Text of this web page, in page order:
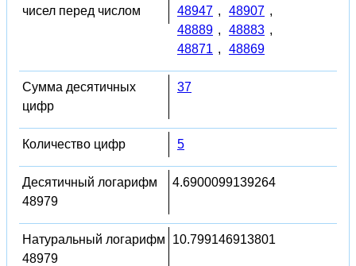
чисел перед числом
48947 , 48907 ,
48889 , 48883 ,
48871 , 48869
Сумма десятичных
цифр
37
Количество цифр 5
Десятичный логарифм
48979
4.6900099139264
Натуральный логарифм
48979
10.799146913801